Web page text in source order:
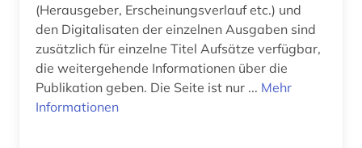
japan (2)
jazz (1)
jugendkultur (1)
(Herausgeber, Erscheinungsverlauf etc.) und
den Digitalisaten der einzelnen Ausgaben sind
zusätzlich für einzelne Titel Aufsätze verfügbar,
die weitergehende Informationen über die
Publikation geben. Die Seite ist nur ... Mehr
Informationen